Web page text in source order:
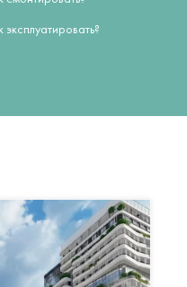
эксплуатировать?